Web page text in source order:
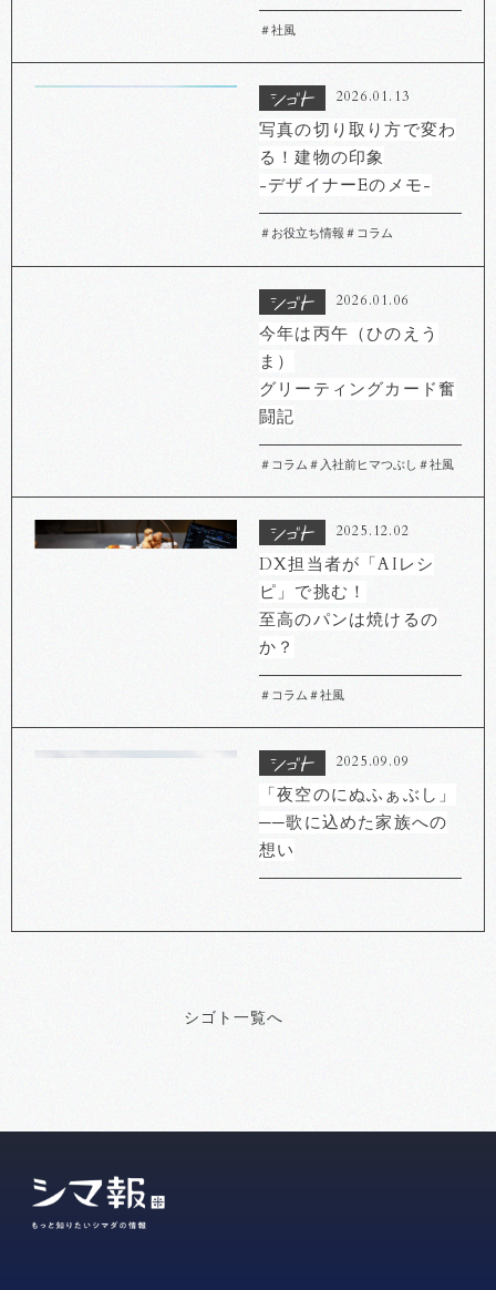
＃社風
2026.01.13
写真の切り取り方で変わ
る！建物の印象
-デザイナーEのメモ-
＃お役立ち情報 ＃コラム
2026.01.06
今年は丙午（ひのえう
ま）
グリーティングカード奮
闘記
＃コラム ＃入社前ヒマつぶし ＃社風
2025.12.02
DX担当者が「AIレシ
ピ」で挑む！
至高のパンは焼けるの
か？
＃コラム ＃社風
2025.09.09
「夜空のにぬふぁぶし」
──歌に込めた家族への
想い
シゴト一覧へ